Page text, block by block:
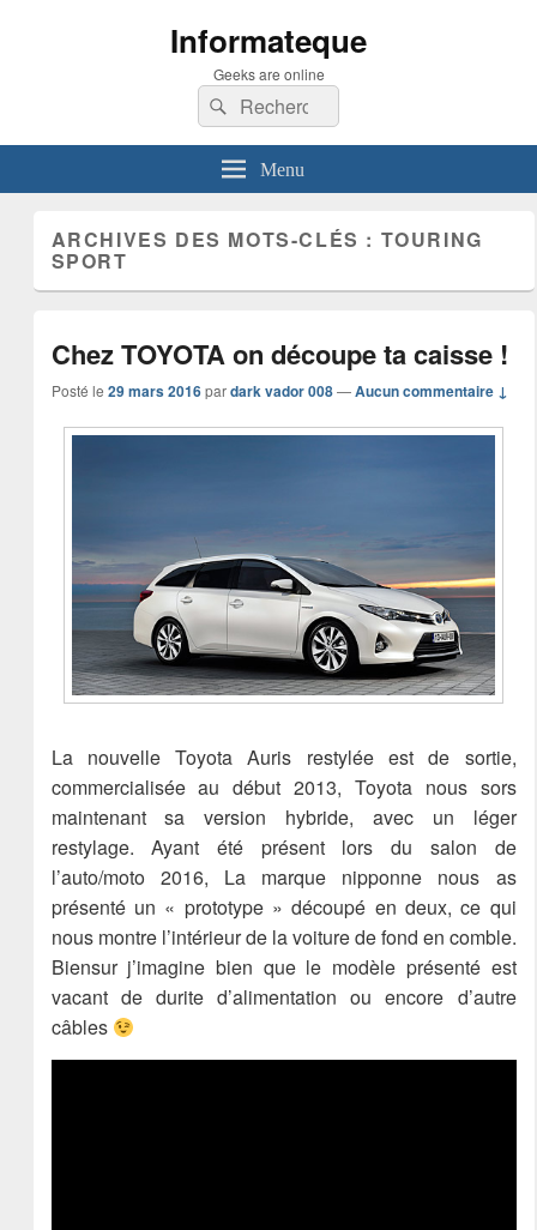
Informateque
Geeks are online
Recherche :
Rechercher
Menu
ARCHIVES DES MOTS-CLÉS : TOURING
SPORT
Chez TOYOTA on découpe ta caisse !
Posté le 29 mars 2016 pardark vador 008 —Aucun commentaire ↓
La nouvelle Toyota Auris restylée est de sortie,
commercialisée au début 2013, Toyota nous sors
maintenant sa version hybride, avec un léger
restylage. Ayant été présent lors du salon de
l’auto/moto 2016, La marque nipponne nous as
présenté un « prototype » découpé en deux, ce qui
nous montre l’intérieur de la voiture de fond en comble.
Biensur j’imagine bien que le modèle présenté est
vacant de durite d’alimentation ou encore d’autre
câbles